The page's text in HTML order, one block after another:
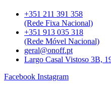
+351 211 391 358
(Rede Fixa Nacional)
+351 913 035 318
(Rede Móvel Nacional)
geral@onoff.pt
Largo Casal Vistoso 3B,
Facebook Instagram